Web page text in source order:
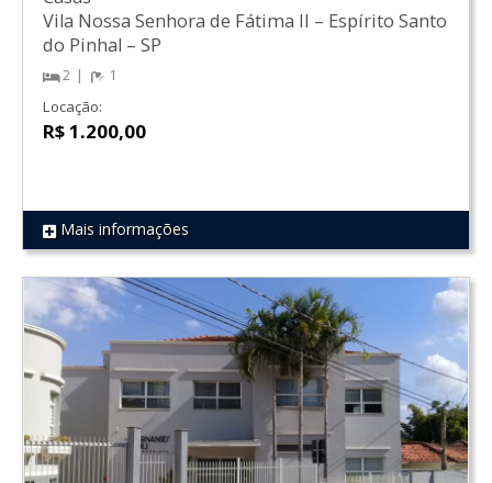
REF 1846
Vila Nossa Senhora de Fátima II – Espírito Santo
do Pinhal – SP
2 1
Locação:
R$ 1.200,00
Mais informações